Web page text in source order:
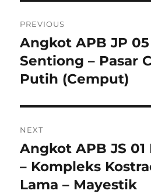
navigation
PREVIOUS
Previous
post:
Angkot APB JP
Sentiong – Pasar
Putih (Cemput)
NEXT
Next
post:
Angkot APB JS
– Kompleks
Lama – Mayestik